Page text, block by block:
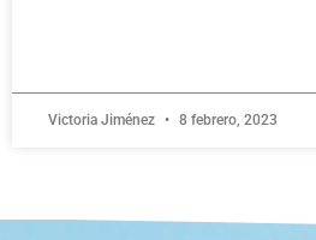
Victoria Jiménez 8 febrero, 2023